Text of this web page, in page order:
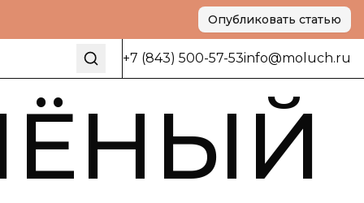
Опубликовать статью
+7 (843) 500-57-53info@moluch.ru